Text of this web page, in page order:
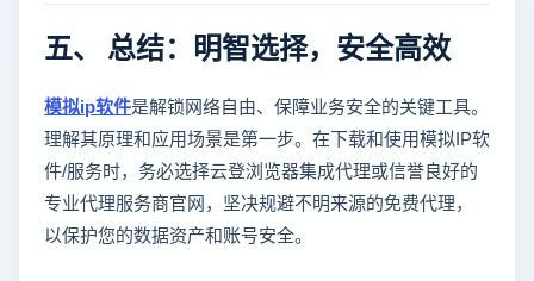
五、 总结：明智选择，安全高效
模拟ip软件是解锁网络自由、保障业务安全的关键工具。
理解其原理和应用场景是第一步。在下载和使用模拟IP软
件/服务时，务必选择云登浏览器集成代理或信誉良好的
专业代理服务商官网，坚决规避不明来源的免费代理，
以保护您的数据资产和账号安全。